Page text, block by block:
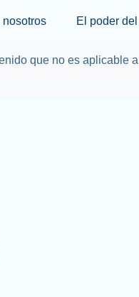
Skip
nosotros El poder
que no es aplicable